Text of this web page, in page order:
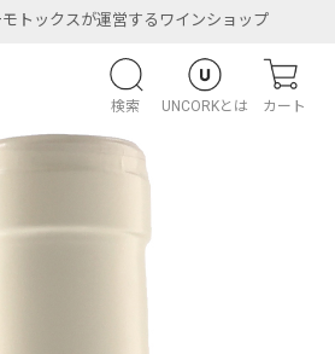
トックスが運営するワインショップ
検索 UNCORKとは カート